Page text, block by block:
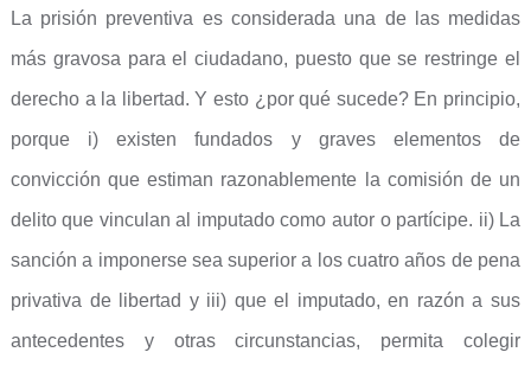
La prisión preventiva es considerada una de las medidas
más gravosa para el ciudadano, puesto que se restringe el
derecho a la libertad. Y esto ¿por qué sucede? En principio,
porque i) existen fundados y graves elementos de
convicción que estiman razonablemente la comisión de un
delito que vinculan al imputado como autor o partícipe. ii) La
sanción a imponerse sea superior a los cuatro años de pena
privativa de libertad y iii) que el imputado, en razón a sus
antecedentes y otras circunstancias, permita colegir